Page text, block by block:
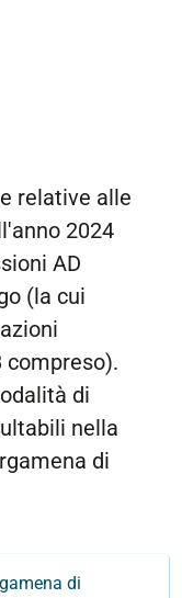
relative alle
2024
AD
(la cui
compreso).
di
nella
di
di